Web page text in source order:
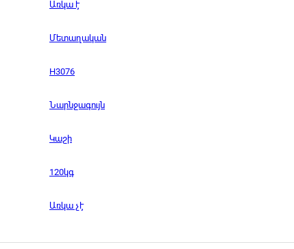
Առկա է
Մետաղական
H3076
Նարնջագույն
Կաշի
120կգ
Առկա չէ